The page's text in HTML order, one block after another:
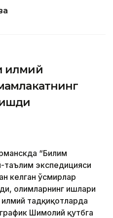
илмий
“Билим
таълим экспедицияси
келган ўсмирлар
олимларнинг ишлари
тадқиқотларда
Шимолий қутбга